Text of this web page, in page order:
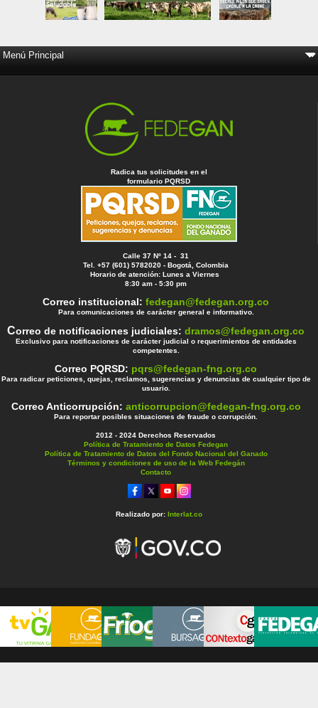
Radica tus solicitudes en el
formulario PQRSD
Calle 37 Nº 14 - 31
Tel. +57 (601) 5782020 - Bogotá, Colombia
Horario de atención: Lunes a Viernes
8:30 am - 5:30 pm
Correo institucional:fedegan@fedegan.org.co
Para comunicaciones de carácter general e informativo.
Correo de notificaciones judiciales:dramos@fedegan.org.co
Exclusivo para notificaciones de carácter judicial o requerimientos de entidades
competentes.
Correo PQRSD: pqrs@fedegan-fng.org.co
Para radicar peticiones, quejas, reclamos, sugerencias y denuncias de cualquier tipo de
usuario.
Correo Anticorrupción: anticorrupcion@fedegan-fng.org.co
Para reportar posibles situaciones de fraude o corrupción.
2012 - 2024 Derechos Reservados
Política de Tratamiento de Datos Fedegan
Política de Tratamiento de Datos del Fondo Nacional del Ganado
Términos y condiciones de uso de la Web Fedegán
Contacto
Realizado por: Interlat.co